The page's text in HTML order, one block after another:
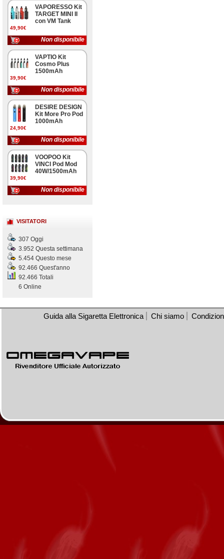
49,90€
VAPORESSO Kit
TARGET MINI II
con VM Tank
Non disponibile
39,90€
VAPTIO Kit
Cosmo Plus
1500mAh
Non disponibile
24,90€
DESIRE DESIGN
Kit More Pro Pod
1000mAh
Non disponibile
39,90€
VOOPOO Kit
VINCI Pod Mod
40W/1500mAh
Non disponibile
VISITATORI
307 Oggi
3.952 Questa settimana
5.454 Questo mese
92.466 Quest'anno
92.466 Totali
6 Online
Guida alla Sigaretta Elettronica Chi siamo